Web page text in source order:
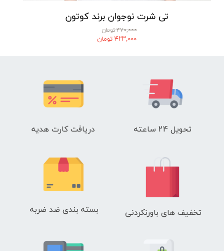
تی شرت نوجوان برند کوتون
۴۷۰,۰۰۰ تومان
۴۲۳,۰۰۰ تومان
تحویل 24 ساعته دریافت کارت هدیه
تخفیف های باورنکردنی بسته بندی ضد ضربه